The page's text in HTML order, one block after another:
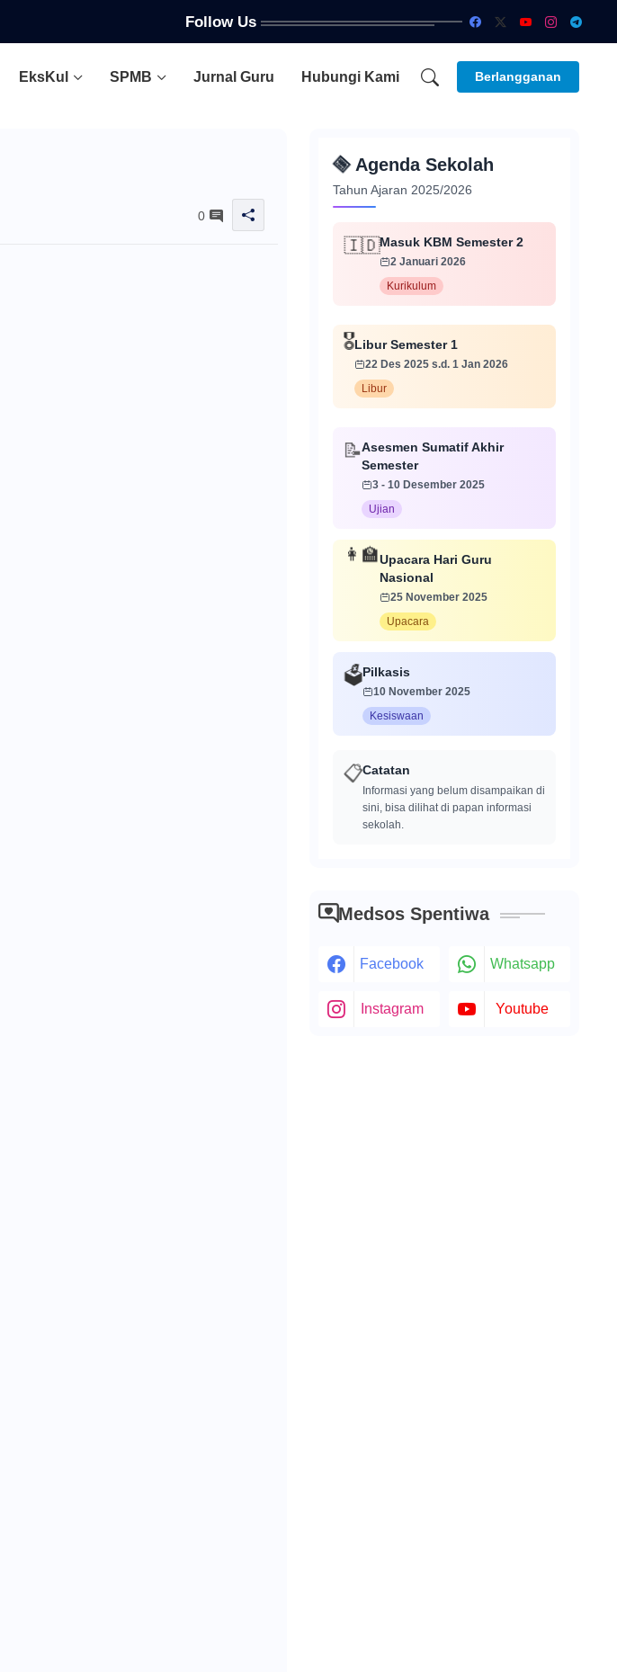
Follow Us
EksKul SPMB Jurnal Guru Hubungi Kami Berlangganan
0
📅Agenda Sekolah
Tahun Ajaran 2025/2026
🇮🇩 Masuk KBM Semester 2
2 Januari 2026
Kurikulum
🎖️Libur Semester 1
22 Des 2025 s.d. 1 Jan 2026
Libur
📝Asesmen Sumatif Akhir
Semester
3 - 10 Desember 2025
Ujian
👩‍🏫Upacara Hari Guru
Nasional
25 November 2025
Upacara
🗳️ Pilkasis
10 November 2025
Kesiswaan
📋Catatan
Informasi yang belum disampaikan di
sini, bisa dilihat di papan informasi
sekolah.
Medsos Spentiwa
Facebook Whatsapp
Instagram Youtube